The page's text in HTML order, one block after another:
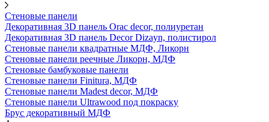
Стеновые панели
Декоративная 3D панель Orac decor, полиуретан
Декоративная 3D панель Decor Dizayn, полистирол
Стеновые панели квадратные МДФ, Ликорн
Стеновые панели реечные Ликорн, МДФ
Стеновые бамбуковые панели
Стеновые панели Finitura, МДФ
Стеновые панели Madest decor, МДФ
Стеновые панели Ultrawood под покраску
Брус декоративный МДФ